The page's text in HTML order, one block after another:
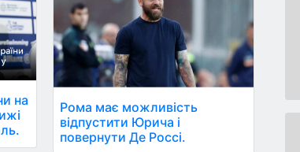
на
Рома має можливість
відпустити Юрича і
повернути Де Россі.